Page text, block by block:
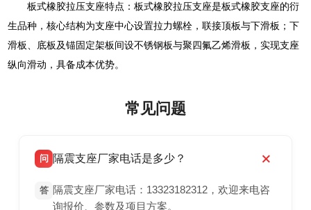
板式橡胶拉压支座特点：板式橡胶拉压支座是板式橡胶支座的衍
生品种，核心结构为支座中心设置拉力螺栓，联接顶板与下滑板；下
滑板、底板及锚固定架板间设不锈钢板与聚四氟乙烯滑板，实现支座
纵向滑动，具备成本优势。
常见问题
问 隔震支座厂家电话是多少？
答 隔震支座厂家电话：13323182312，欢迎来电咨
询报价、参数及项目方案。